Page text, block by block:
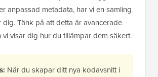
anpassad metadata, har vi en samling
Tänk på att detta är avancerade
vi visar dig hur du tillämpar dem säkert.
När du skapar ditt nya kodavsnitt i